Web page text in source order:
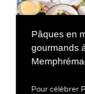
Pâques en
gourmands
Pour célébrer